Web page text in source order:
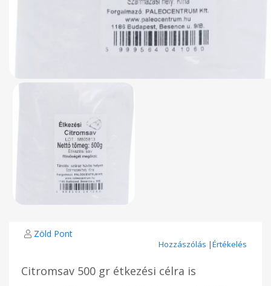
Zöld Pont
Hozzászólás |Értékelés
Citromsav 500 gr étkezési célra is